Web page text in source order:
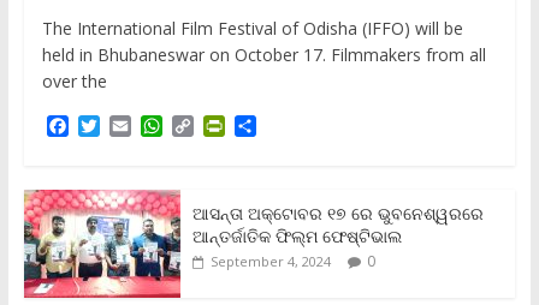
The International Film Festival of Odisha (IFFO) will be
held in Bhubaneswar on October 17. Filmmakers from all
over the
F
e
b
o
o
k
T
t
t
e
r
E
i
l
W
t
s
A
p
p
C
L
i
n
k
P
t
F
r
i
S
e
ଆସନ୍ତା ଅକ୍ଟୋବର ୧୭ ରେ ଭୁବନେଶ୍ୱରରେ
ଆନ୍ତର୍ଜାତିକ ଫିଲ୍ମ ଫେଷ୍ଟିଭାଲ
September 4, 2024 0